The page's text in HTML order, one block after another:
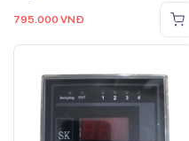
795.000 VNĐ